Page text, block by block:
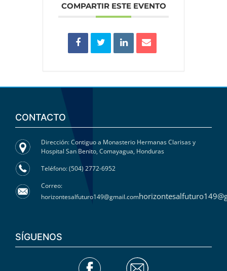
COMPARTIR ESTE EVENTO
CONTACTO
Dirección: Contiguo a Monasterio Hermanas Clarisas y
Hospital San Benito, Comayagua, Honduras
Teléfono: (504) 2772-6952
Correo:
horizontesalfuturo149@gmail.com
SÍGUENOS